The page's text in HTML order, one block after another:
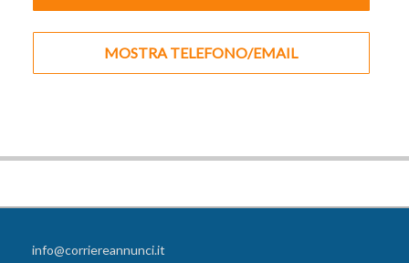
MOSTRA TELEFONO/EMAIL
info@corriereannunci.it